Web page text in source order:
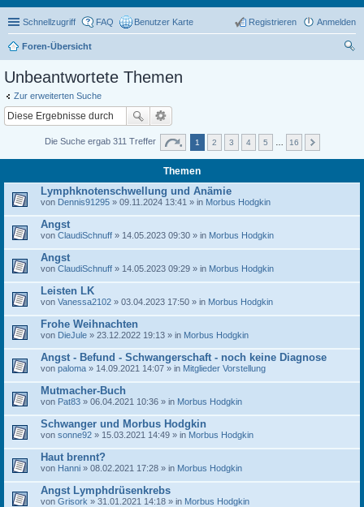
Schnellzugriff FAQ Benutzer Karte Anmelden
Registrieren
Foren-Übersicht
Unbeantwortete Themen
Zur erweiterten Suche
Die Suche ergab 311 Treffer 1 2 3 4 5 16
Themen
Lymphknotenschwellung und Anämie
von Dennis91295 » 09.11.2024 13:41 » in Morbus Hodgkin
Angst
von ClaudiSchnuff » 14.05.2023 09:30 » in Morbus Hodgkin
Angst
von ClaudiSchnuff » 14.05.2023 09:29 » in Morbus Hodgkin
Leisten LK
von Vanessa2102 » 03.04.2023 17:50 » in Morbus Hodgkin
Frohe Weihnachten
von DieJule » 23.12.2022 19:13 » in Morbus Hodgkin
Angst - Befund - Schwangerschaft - noch keine Diagnose
von paloma » 14.09.2021 14:07 » in Mitglieder Vorstellung
Mutmacher-Buch
von Pat83 » 06.04.2021 10:36 » in Morbus Hodgkin
Schwanger und Morbus Hodgkin
von sonne92 » 15.03.2021 14:49 » in Morbus Hodgkin
Haut brennt?
von Hanni » 08.02.2021 17:28 » in Morbus Hodgkin
Angst Lymphdrüsenkrebs
von Grisork » 31.01.2021 14:18 » in Morbus Hodgkin